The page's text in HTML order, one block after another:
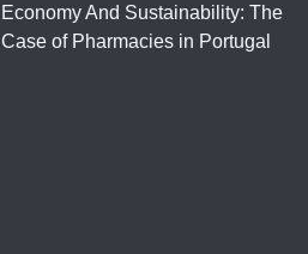
Economy And Sustainability: The
Case of Pharmacies in Portugal